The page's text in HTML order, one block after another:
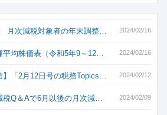
2024/02/16
月次減税対象者の年末調整…
2024/02/16
平均株価表（令和5年9～12…
2024/02/12
】「2月12日号の税務Topics…
2024/02/09
Q＆Aで6月以後の月次減…